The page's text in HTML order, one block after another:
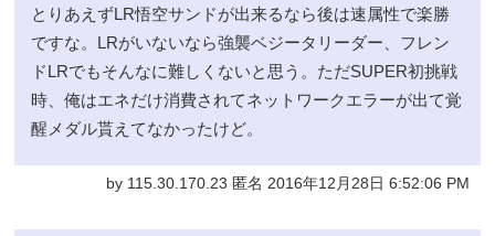
とりあえずLR悟空サンドが出来るなら後は速属性で楽勝
ですな。LRがいないなら強襲ベジータリーダー、フレン
ドLRでもそんなに難しくないと思う。ただSUPER初挑戦
時、俺はエネだけ消費されてネットワークエラーが出て覚
醒メダル貰えてなかったけど。
by 115.30.170.23 匿名 2016年12月28日 6:52:06 PM